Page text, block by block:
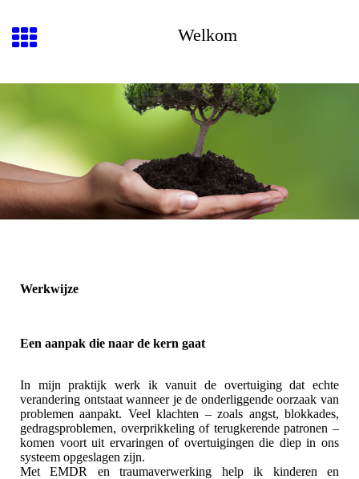
Welkom
Werkwijze
Een aanpak die naar de kern gaat
In mijn praktijk werk ik vanuit de overtuiging dat echte
verandering ontstaat wanneer je de onderliggende oorzaak van
problemen aanpakt. Veel klachten – zoals angst, blokkades,
gedragsproblemen, overprikkeling of terugkerende patronen –
komen voort uit ervaringen of overtuigingen die diep in ons
systeem opgeslagen zijn.
Met EMDR en traumaverwerking help ik kinderen en